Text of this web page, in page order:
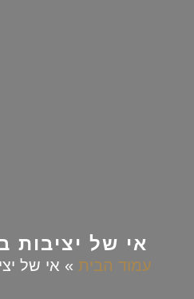
אי של יציבות
עמוד הבית » אי של